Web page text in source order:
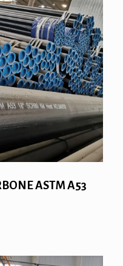
ASTM A53